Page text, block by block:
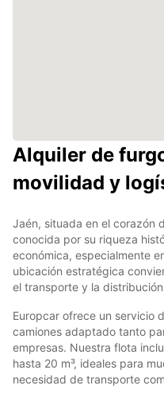
Alquiler de
movilidad y
Jaén, situada en el corazón
conocida por su riqueza
económica, especialmente
ubicación estratégica
el transporte y la
Europcar ofrece un servicio
camiones adaptado tanto
empresas. Nuestra flota
hasta 20 m³, ideales para
necesidad de transporte